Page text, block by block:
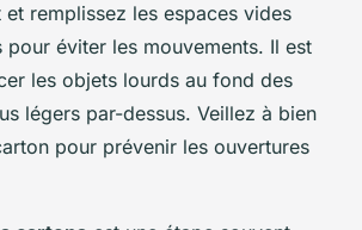
remplissez les espaces vides
pour éviter les mouvements. Il est
les objets lourds au fond des
légers par-dessus. Veillez à bien
pour prévenir les ouvertures